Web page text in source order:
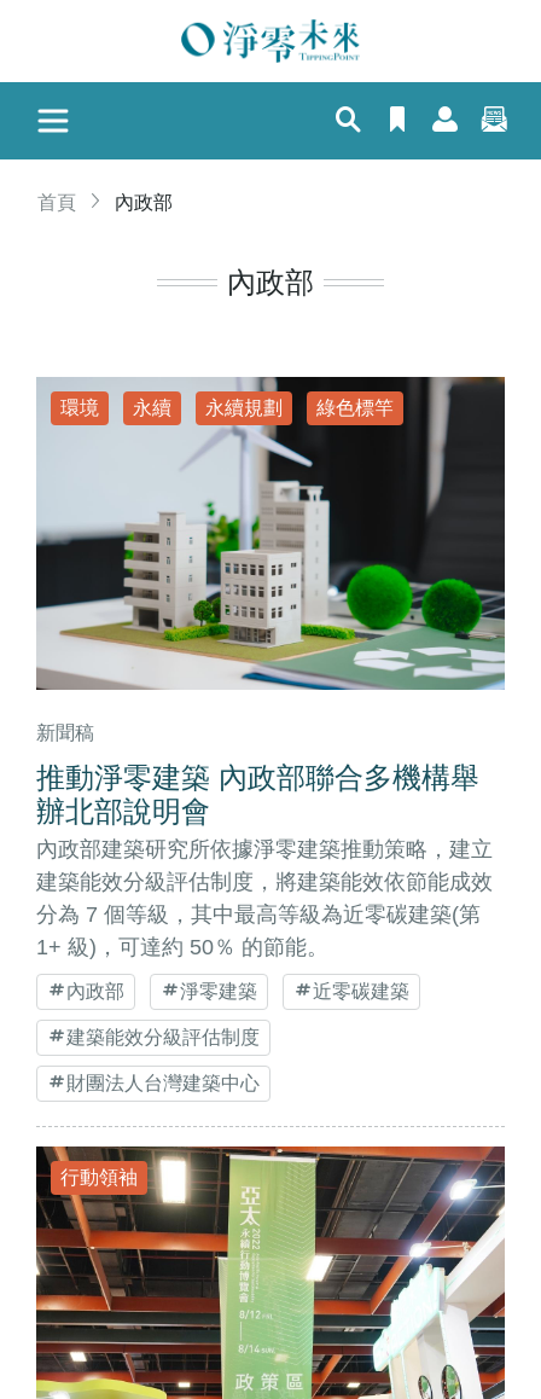
首頁 內政部
內政部
環境 永續 永續規劃 綠色標竿
新聞稿
推動淨零建築 內政部聯合多機構舉
辦北部說明會
內政部建築研究所依據淨零建築推動策略，建立
建築能效分級評估制度，將建築能效依節能成效
分為 7 個等級，其中最高等級為近零碳建築(第
1+ 級)，可達約 50％ 的節能。
內政部 淨零建築 近零碳建築
建築能效分級評估制度
財團法人台灣建築中心
行動領袖